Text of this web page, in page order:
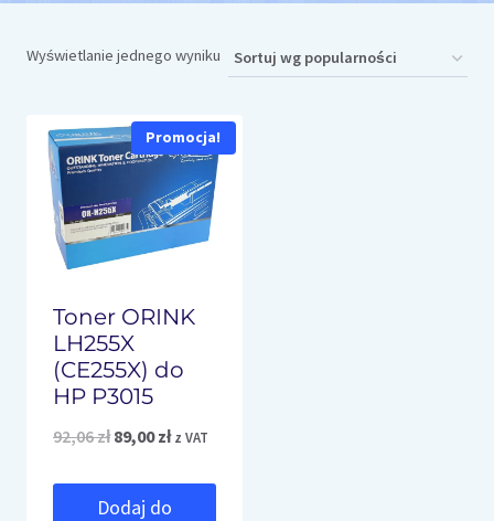
Wyświetlanie jednego wyniku
Promocja!
Toner ORINK
LH255X
(CE255X) do
HP P3015
92,06zł Pierwotna
wynosiła:
89,00złAktualna
wynosi:
z VAT
Dodaj do